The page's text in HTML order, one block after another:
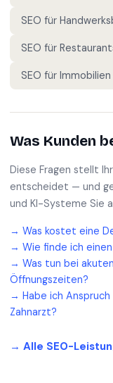
SEO für
SEO für
SEO für
Was Kunden
Diese Fragen stellt
entscheidet — und
und KI-Systeme Sie
→ Was kostet eine
→ Wie finde ich
→ Was tun bei
Öffnungszeiten?
→ Habe ich
Zahnarzt?
→ Alle SEO-